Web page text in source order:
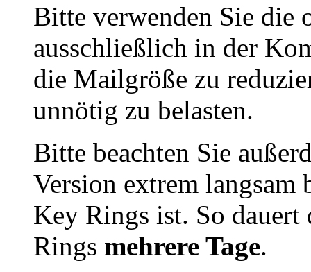
Bitte verwenden Sie die
ausschließlich in der
die Mailgröße zu
unnötig zu belasten.
Bitte beachten Sie
Version extrem langsam
Key Rings ist. So dauert
Rings mehrere Tage.